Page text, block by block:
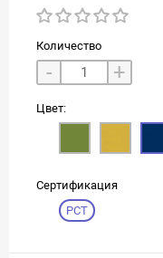
Количество
- +
Цвет:
Сертификация
РСТ